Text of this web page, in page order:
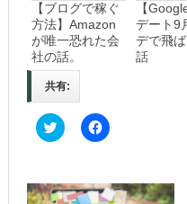
【ブログで稼ぐ
方法】Amazon
が唯一恐れた会
社の話。
【
デート9
デで飛
話
共有:
C
l
t
o
F
a
o
o